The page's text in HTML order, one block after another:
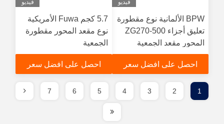
فيديو
BPW الألمانية نوع مقطورة
تعليق أجزاء ZG270-500
المحور مقعد الجمعية
احصل على افضل سعر
فيديو
5.7 كجم Fuwa الأمريكية
نوع مقعد المحور مقطورة
الجمعية
احصل على افضل سعر
1
2
3
4
5
6
7